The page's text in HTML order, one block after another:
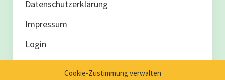
Cookie-Zustimmung verwalten
Lukumbo
Abgeschlossene Projekte
Lukumbo – es geht weiter in unserem
Lieblingsdorf nahe am Ruvuma.
Datenschutzerklärung
Impressum
Login